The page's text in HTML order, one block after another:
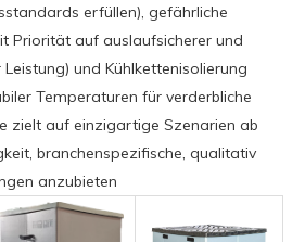
erfüllen), gefährliche
Priorität auf auslaufsicherer und
und Kühlkettenisolierung
Temperaturen für verderbliche
zielt auf einzigartige Szenarien ab
branchenspezifische, qualitativ
anzubieten